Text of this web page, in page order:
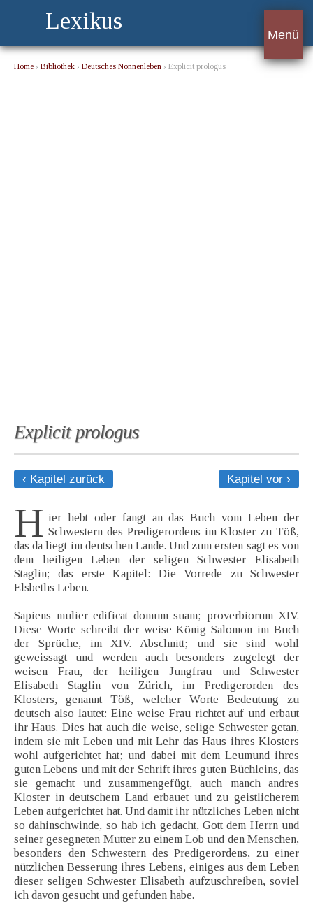
Lexikus
Menü
Home › Bibliothek › Deutsches Nonnenleben › Explicit prologus
Explicit prologus
‹ Kapitel zurück Kapitel vor ›
H ier hebt oder fangt an das Buch vom Leben der
Schwestern des Predigerordens im Kloster zu Töß,
das da liegt im deutschen Lande. Und zum ersten sagt es von
dem heiligen Leben der seligen Schwester Elisabeth
Staglin; das erste Kapitel: Die Vorrede zu Schwester
Elsbeths Leben.
Sapiens mulier edificat domum suam; proverbiorum XIV.
Diese Worte schreibt der weise König Salomon im Buch
der Sprüche, im XIV. Abschnitt; und sie sind wohl
geweissagt und werden auch besonders zugelegt der
weisen Frau, der heiligen Jungfrau und Schwester
Elisabeth Staglin von Zürich, im Predigerorden des
Klosters, genannt Töß, welcher Worte Bedeutung zu
deutsch also lautet: Eine weise Frau richtet auf und erbaut
ihr Haus. Dies hat auch die weise, selige Schwester getan,
indem sie mit Leben und mit Lehr das Haus ihres Klosters
wohl aufgerichtet hat; und dabei mit dem Leumund ihres
guten Lebens und mit der Schrift ihres guten Büchleins, das
sie gemacht und zusammengefügt, auch manch andres
Kloster in deutschem Land erbauet und zu geistlicherem
Leben aufgerichtet hat. Und damit ihr nützliches Leben nicht
so dahinschwinde, so hab ich gedacht, Gott dem Herrn und
seiner gesegneten Mutter zu einem Lob und den Menschen,
besonders den Schwestern des Predigerordens, zu einer
nützlichen Besserung ihres Lebens, einiges aus dem Leben
dieser seligen Schwester Elisabeth aufzuschreiben, soviel
ich davon gesucht und gefunden habe.